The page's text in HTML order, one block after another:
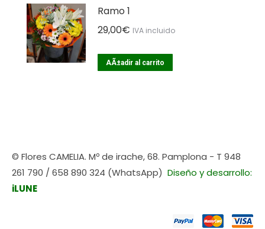
Ramo 1
29,00€ IVA incluido
AÃ±adir al carrito
© Flores CAMELIA. Mº de irache, 68. Pamplona - T 948
261 790 / 658 890 324 (WhatsApp) Diseño y desarrollo:
iLUNE